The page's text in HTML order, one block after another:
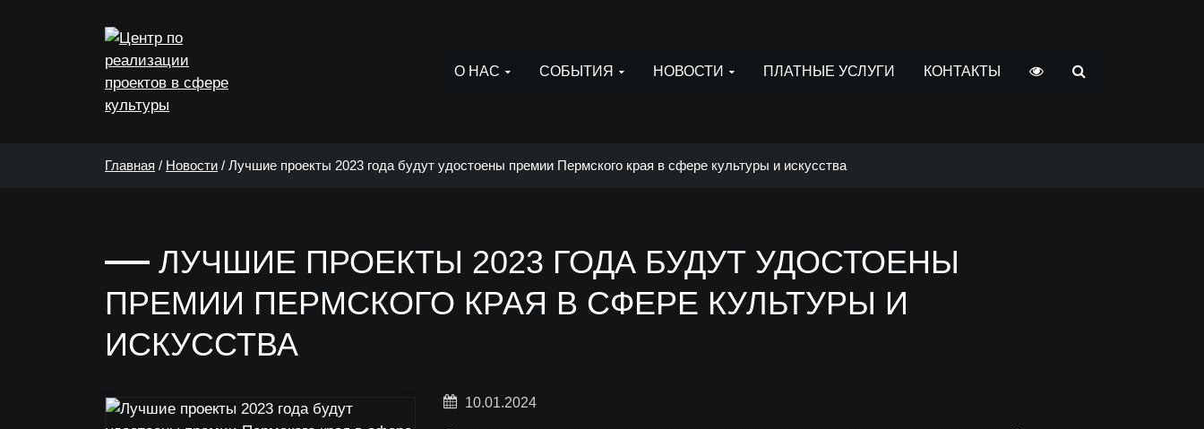
О НАС СОБЫТИЯ НОВОСТИ ПЛАТНЫЕ УСЛУГИ КОНТАКТЫ
Главная / Новости / Лучшие проекты 2023 года будут удостоены премии Пермского края в сфере культуры и искусства
ЛУЧШИЕ ПРОЕКТЫ 2023 ГОДА БУДУТ УДОСТОЕНЫ
ПРЕМИИ ПЕРМСКОГО КРАЯ В СФЕРЕ КУЛЬТУРЫ И
ИСКУССТВА
10.01.2024